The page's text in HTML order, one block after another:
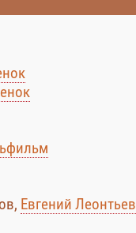
Евгений Леонтьев